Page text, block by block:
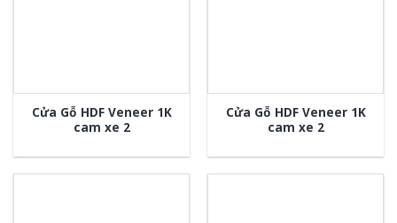
Cửa Gỗ HDF Veneer 1K
cam xe 2
Cửa Gỗ HDF Veneer 1K
cam xe 2